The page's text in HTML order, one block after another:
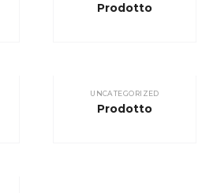
Prodotto
UNCATEGORIZED
Prodotto